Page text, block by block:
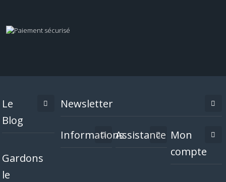
Le
Blog
Gardons
le
Newsletter
InformationsAssistance Mon
compte